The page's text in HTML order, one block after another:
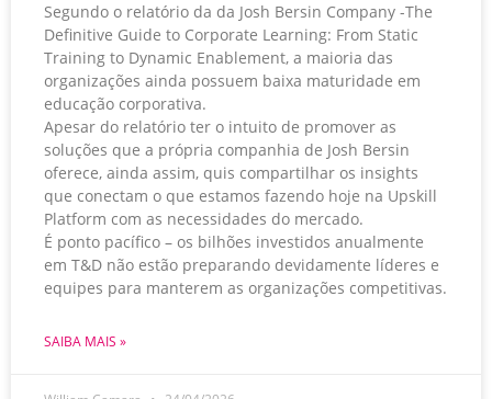
Segundo o relatório da da Josh Bersin Company -The
Definitive Guide to Corporate Learning: From Static
Training to Dynamic Enablement, a maioria das
organizações ainda possuem baixa maturidade em
educação corporativa.
Apesar do relatório ter o intuito de promover as
soluções que a própria companhia de Josh Bersin
oferece, ainda assim, quis compartilhar os insights
que conectam o que estamos fazendo hoje na Upskill
Platform com as necessidades do mercado.
É ponto pacífico – os bilhões investidos anualmente
em T&D não estão preparando devidamente líderes e
equipes para manterem as organizações competitivas.
SAIBA MAIS »